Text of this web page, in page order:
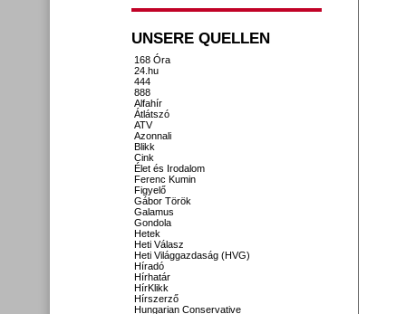
UNSERE QUELLEN
168 Óra
24.hu
444
888
Alfahír
Átlátszó
ATV
Azonnali
Blikk
Cink
Élet és Irodalom
Ferenc Kumin
Figyelő
Gábor Török
Galamus
Gondola
Hetek
Heti Válasz
Heti Világgazdaság (HVG)
Híradó
Hírhatár
HírKlikk
Hírszerző
Hungarian Conservative